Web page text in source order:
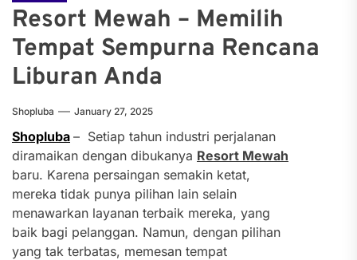
Resort Mewah – Memilih
Tempat Sempurna Rencana
Liburan Anda
Shopluba January 27, 2025
Shopluba – Setiap tahun industri perjalanan
diramaikan dengan dibukanya Resort Mewah
baru. Karena persaingan semakin ketat,
mereka tidak punya pilihan lain selain
menawarkan layanan terbaik mereka, yang
baik bagi pelanggan. Namun, dengan pilihan
yang tak terbatas, memesan tempat